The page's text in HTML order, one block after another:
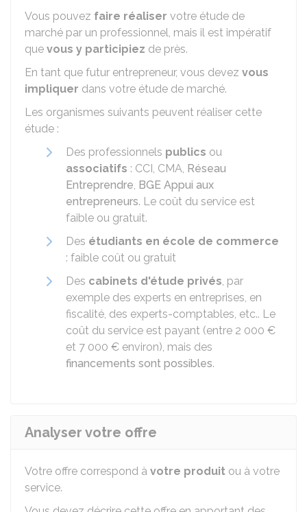
Vous pouvez faire réaliser votre étude de
marché par un professionnel, mais il est impératif
que vous y participiez de près.
En tant que futur entrepreneur, vous devez vous
impliquer dans votre étude de marché.
Les organismes suivants peuvent réaliser cette
étude :
Des professionnels publics ou
associatifs : CCI, CMA, Réseau
Entreprendre, BGE Appui aux
entrepreneurs. Le coût du service est
faible ou gratuit.
Des étudiants en école de commerce
: faible coût ou gratuit
Des cabinets d'étude privés, par
exemple des experts en entreprises, en
fiscalité, des experts-comptables, etc.. Le
coût du service est payant (entre 2 000 €
et 7 000 € environ), mais des
financements sont possibles.
Analyser votre offre
Votre offre correspond à votre produit ou à votre
service.